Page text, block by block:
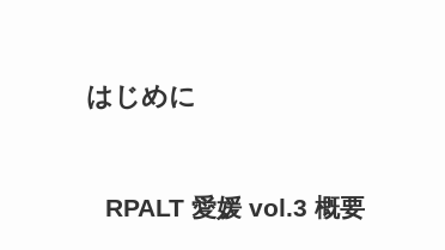
はじめに
RPALT 愛媛 vol.3 概要